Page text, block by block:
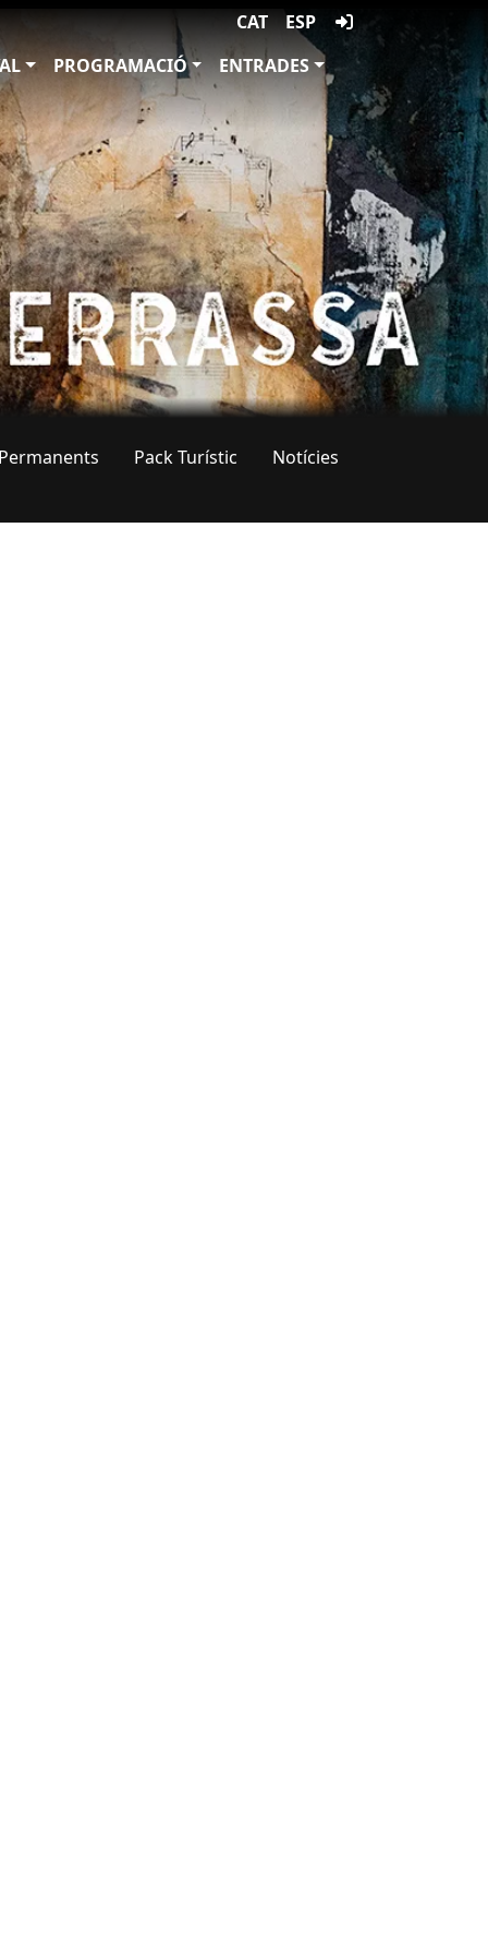
CAT
ESP
PROGRAMACIÓ ENTRADES
Pack Turístic Notícies